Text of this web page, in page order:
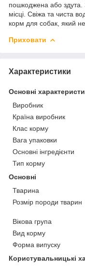
пошкоджена або здута.
місці. Свіжа та чиста
корм для собак, який
Приховати
Характеристики
Основні
Виробник
Країна виробник
Клас корму
Вага упаковки
Основні інгредієнти
Тип корму
Основні
Тварина
Розмір породи тварин
Вікова група
Вид корму
Форма випуску
Користувальницькі